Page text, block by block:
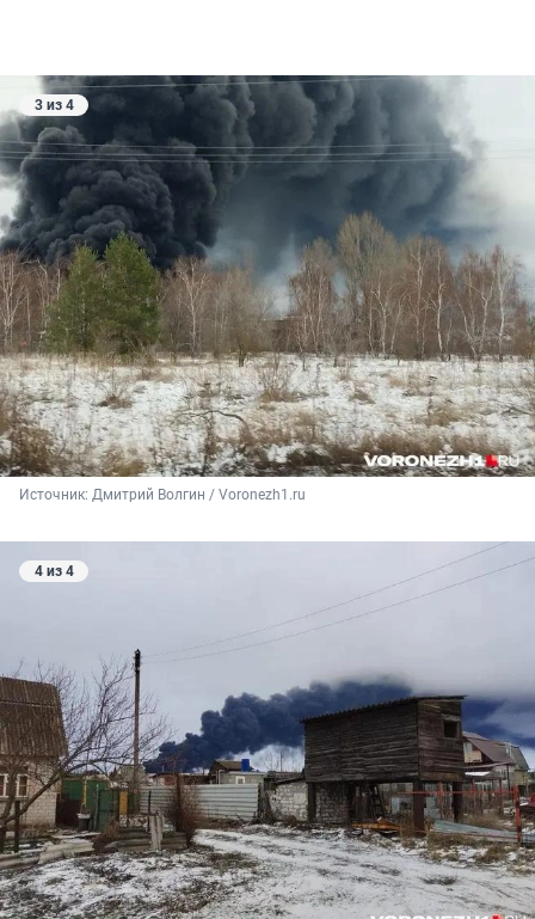
3 из 4
Источник: Дмитрий Волгин / Voronezh1.ru
4 из 4